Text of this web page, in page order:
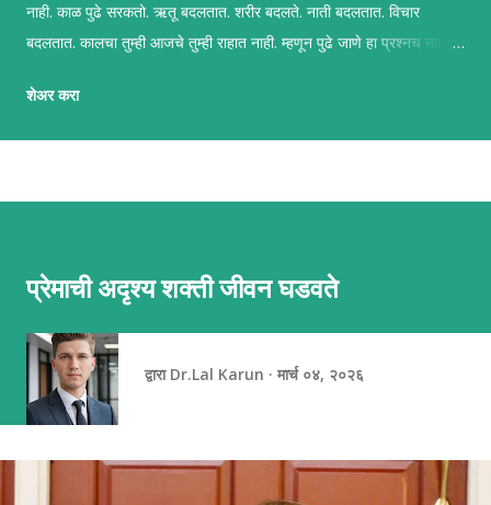
नाही. काळ पुढे सरकतो. ऋतू बदलतात. शरीर बदलते. नाती बदलतात. विचार
बदलतात. कालचा तुम्ही आजचे तुम्ही राहात नाही. म्हणून पुढे जाणे हा प्रश्नच नाही.
जण असे मानतात की जीवन म्हणजे सतत एखाद्या पुढच्या टप्प्यापर्यंत पोहोचण्याची
हसण्यात असतो. एखाद्या जुन्या मित्राच्या फोनमध्ये असतो. शांतपणे चालताना
तो आज अनुभवण्याऐवजी...
शेअर करा
प्रेमाची अदृश्य शक्ती जीवन घडवते
द्वारा Dr.Lal Karun मार्च ०४, २०२६